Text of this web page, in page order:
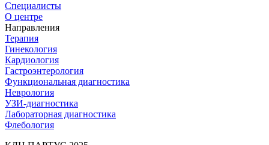
Специалисты
О центре
Направления
Терапия
Гинекология
Кардиология
Гастроэнтерология
Функциональная диагностика
Неврология
УЗИ-диагностика
Лабораторная диагностика
Флебология